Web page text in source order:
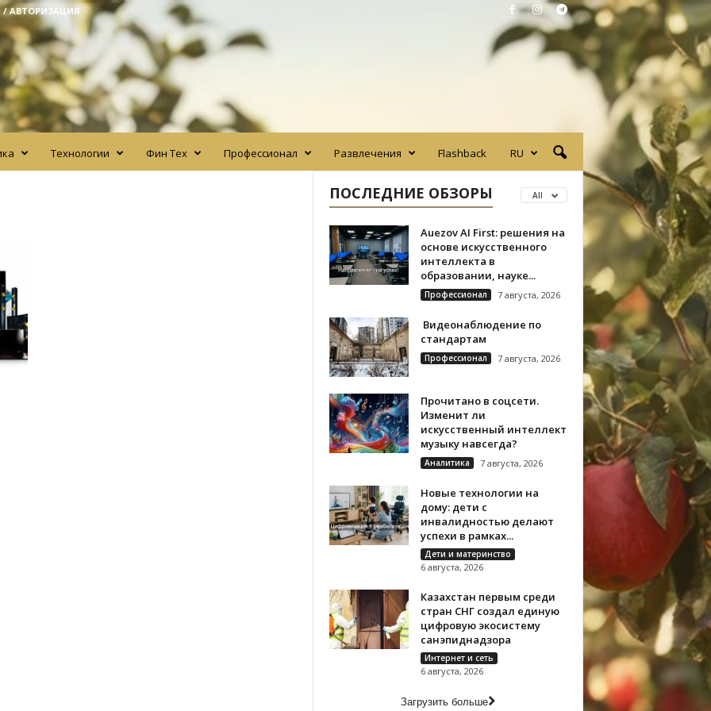
/ АВТОРИЗАЦИЯ
Технологии Фин Тех Профессионал Развлечения Flashback RU
ПОСЛЕДНИЕ ОБЗОРЫ All
Auezov AI First: решения на
основе искусственного
интеллекта в
образовании, науке...
Профессионал 7 августа, 2026
Видеонаблюдение по
стандартам
Профессионал 7 августа, 2026
Прочитано в соцсети.
Изменит ли
искусственный интеллект
музыку навсегда?
Аналитика 7 августа, 2026
Новые технологии на
дому: дети с
инвалидностью делают
успехи в рамках...
Дети и материнство
6 августа, 2026
Казахстан первым среди
стран СНГ создал единую
цифровую экосистему
санэпиднадзора
Интернет и сеть
6 августа, 2026
Загрузить больше